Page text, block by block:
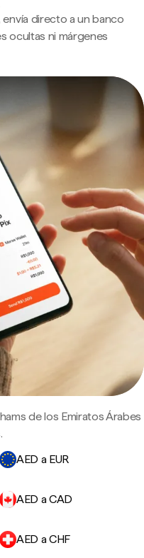
envía directo a un banco
ocultas ni márgenes
de los Emiratos Árabes
AED a EUR
AED a CAD
AED a CHF